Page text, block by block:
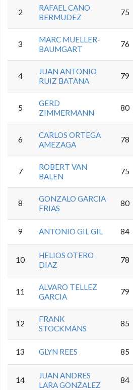
2
RAFAEL CANO
BERMUDEZ
75
3
MARC MUELLER-
BAUMGART
76
4
JUAN ANTONIO
RUIZ BATANA
79
5
GERD
ZIMMERMANN
80
6
CARLOS ORTEGA
AMEZAGA
78
7
ROBERT VAN
BALEN
75
8
GONZALO GARCIA
FRIAS
80
9 ANTONIO GIL GIL 84
10
HELIOS OTERO
DIAZ
78
11
ALVARO TELLEZ
GARCIA
79
12
FRANK
STOCKMANS
85
13 GLYN REES 85
14
JUAN ANDRES
LARA GONZALEZ
84